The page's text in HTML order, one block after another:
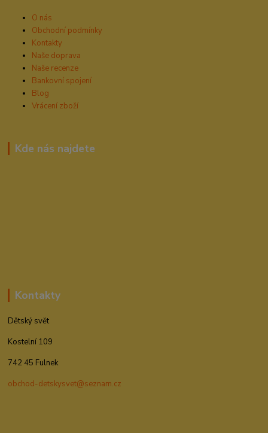
O nás
Obchodní podmínky
Kontakty
Naše doprava
Naše recenze
Bankovní spojení
Blog
Vrácení zboží
Kde nás najdete
Kontakty
Dětský svět
Kostelní 109
742 45 Fulnek
obchod-detskysvet@seznam.cz